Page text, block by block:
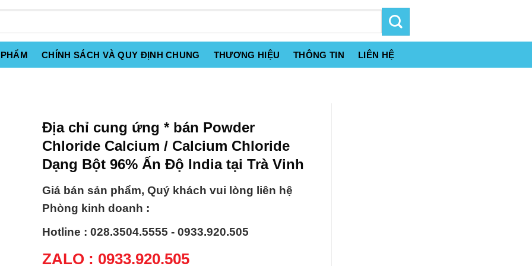
CHÍNH SÁCH VÀ QUY ĐỊNH CHUNG THƯƠNG HIỆU THÔNG TIN LIÊN HỆ
Địa chỉ cung ứng * bán Powder
Chloride Calcium / Calcium Chloride
Dạng Bột 96% Ấn Độ India tại Trà Vinh
Giá bán sản phẩm, Quý khách vui lòng liên hệ
Phòng kinh doanh :
Hotline : 028.3504.5555 - 0933.920.505
ZALO : 0933.920.505